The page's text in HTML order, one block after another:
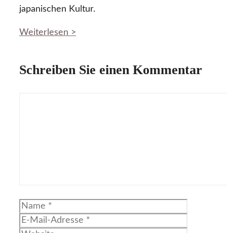
japanischen Kultur.
Weiterlesen >
Schreiben Sie einen Kommentar
Name